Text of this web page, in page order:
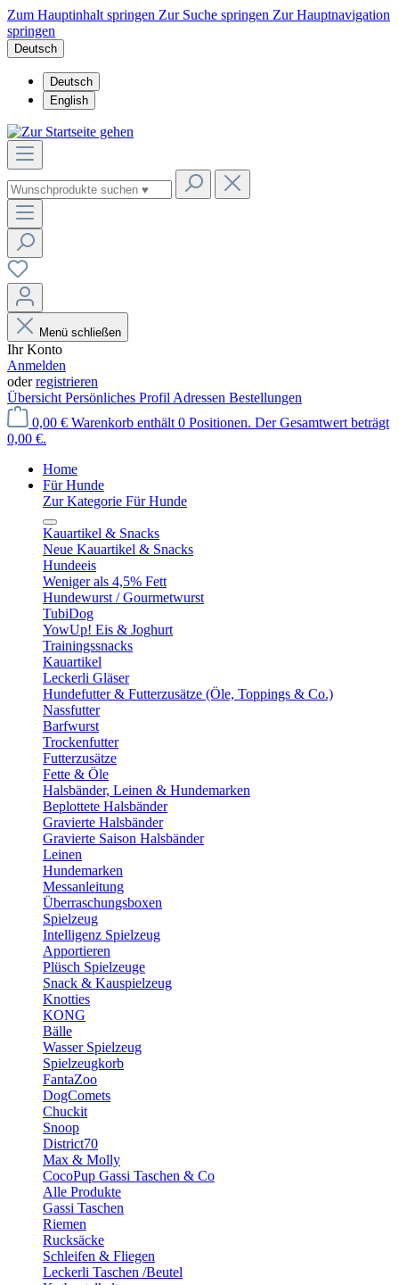
Zum Hauptinhalt springen Zur Suche springen Zur Hauptnavigation
springen
Deutsch
Deutsch
English
Menü schließen
Ihr Konto
Anmelden
oderregistrieren
Übersicht Persönliches Profil Adressen Bestellungen
0,00 € Warenkorb enthält 0 Positionen. Der Gesamtwert beträgt
0,00 €.
Home
Für Hunde
Zur Kategorie Für Hunde
Kauartikel & Snacks
Neue Kauartikel & Snacks
Hundeeis
Weniger als 4,5% Fett
Hundewurst / Gourmetwurst
TubiDog
YowUp! Eis & Joghurt
Trainingssnacks
Kauartikel
Leckerli Gläser
Hundefutter & Futterzusätze (Öle, Toppings & Co.)
Nassfutter
Barfwurst
Trockenfutter
Futterzusätze
Fette & Öle
Halsbänder, Leinen & Hundemarken
Beplottete Halsbänder
Gravierte Halsbänder
Gravierte Saison Halsbänder
Leinen
Hundemarken
Messanleitung
Überraschungsboxen
Spielzeug
Intelligenz Spielzeug
Apportieren
Plüsch Spielzeuge
Snack & Kauspielzeug
Knotties
KONG
Bälle
Wasser Spielzeug
Spielzeugkorb
FantaZoo
DogComets
Chuckit
Snoop
District70
Max & Molly
CocoPup Gassi Taschen & Co
Alle Produkte
Gassi Taschen
Riemen
Rucksäcke
Schleifen & Fliegen
Leckerli Taschen /Beutel